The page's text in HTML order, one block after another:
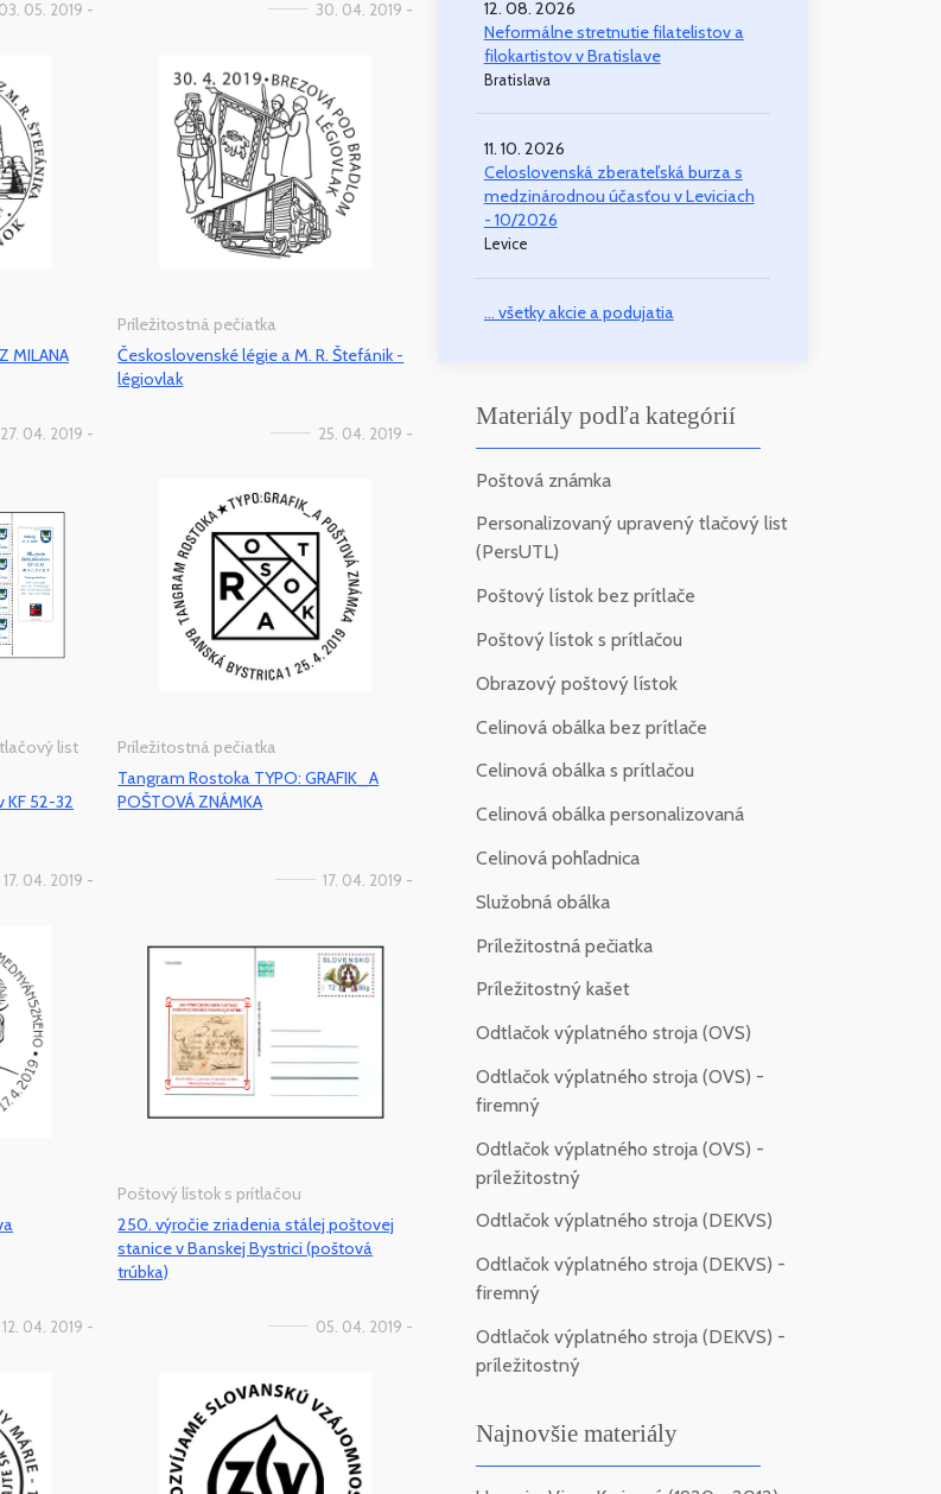
03. 05. 2019 -
MILANA
30. 04. 2019 -
Príležitostná pečiatka
Československé légie a M. R. Štefánik -
légiovlak
27. 04. 2019 -
list
52-32
25. 04. 2019 -
Príležitostná pečiatka
Tangram Rostoka TYPO: GRAFIK_A
POŠTOVÁ ZNÁMKA
17. 04. 2019 - 17. 04. 2019 -
Poštový lístok s prítlačou
250. výročie zriadenia stálej poštovej
stanice v Banskej Bystrici (poštová
trúbka)
12. 04. 2019 - 05. 04. 2019 -
12. 08. 2026
Neformálne stretnutie filatelistov a
filokartistov v Bratislave
Bratislava
11. 10. 2026
Celoslovenská zberateľská burza s
medzinárodnou účasťou v Leviciach
- 10/2026
Levice
... všetky akcie a podujatia
Materiály podľa kategórií
Poštová známka
Personalizovaný upravený tlačový list
(PersUTL)
Poštový lístok bez prítlače
Poštový lístok s prítlačou
Obrazový poštový lístok
Celinová obálka bez prítlače
Celinová obálka s prítlačou
Celinová obálka personalizovaná
Celinová pohľadnica
Služobná obálka
Príležitostná pečiatka
Príležitostný kašet
Odtlačok výplatného stroja (OVS)
Odtlačok výplatného stroja (OVS) -
firemný
Odtlačok výplatného stroja (OVS) -
príležitostný
Odtlačok výplatného stroja (DEKVS)
Odtlačok výplatného stroja (DEKVS) -
firemný
Odtlačok výplatného stroja (DEKVS) -
príležitostný
Najnovšie materiály